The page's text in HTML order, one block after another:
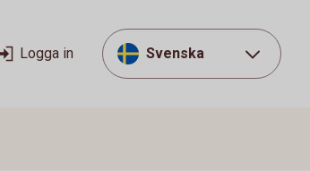
Logga in Svenska